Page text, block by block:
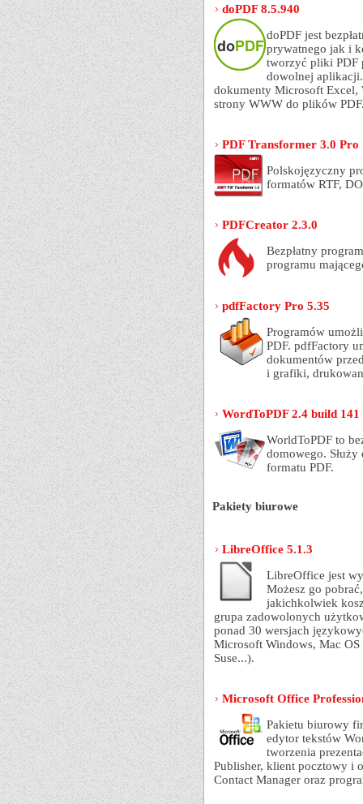
doPDF 8.5.940
doPDF jest
prywatnego jak i
tworzyć pliki PDF
dowolnej
dokumenty Microsoft Excel,
strony WWW do plików
PDF Transformer 3.0 Pro
Polskojęzyczny
formatów RTF,
PDFCreator 2.3.0
Bezpłatny
programu
pdfFactory Pro 5.35
Programów
PDF. pdfFactory
dokumentów
i grafiki,
WordToPDF 2.4 build 141
WorldToPDF to
domowego.
formatu PDF.
Pakiety biurowe
LibreOffice 5.1.3
LibreOffice jest
Możesz go
jakichkolwiek
grupa zadowolonych
ponad 30 wersjach
Microsoft Windows, Mac
Suse...).
Microsoft Office
Pakietu biurowy
edytor tekstów
tworzenia
Publisher, klient pocztowy i
Contact Manager oraz